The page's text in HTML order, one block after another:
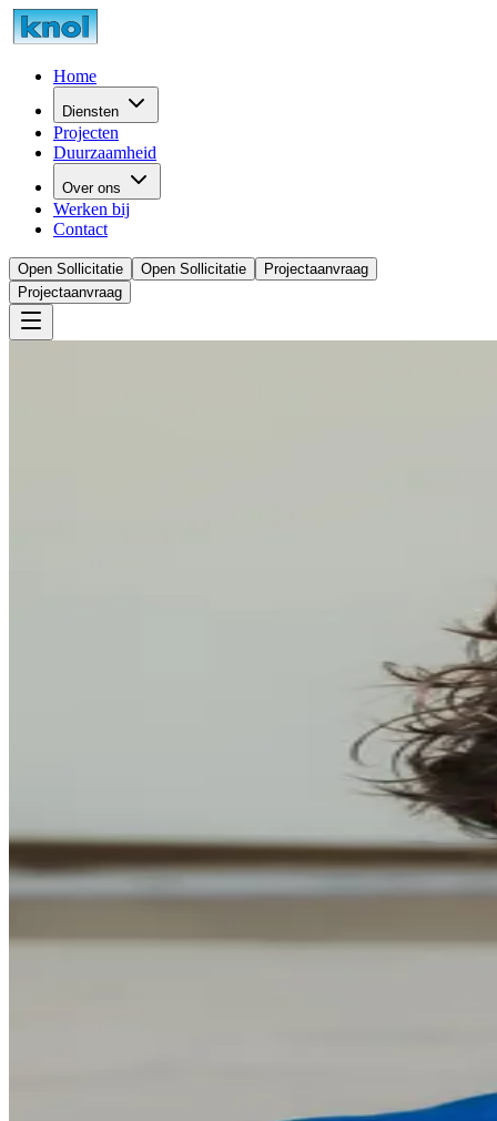
Home
Diensten
Projecten
Duurzaamheid
Over ons
Werken bij
Contact
Open Sollicitatie Open Sollicitatie
Projectaanvraag
Projectaanvraag